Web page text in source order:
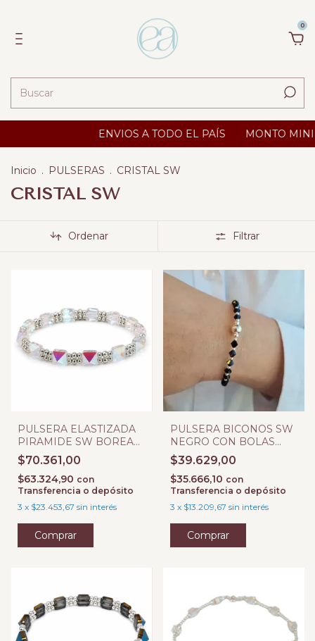
0
ENVIOS A TODO EL PAÍS MONTO MINIMO $
Inicio . PULSERAS . CRISTAL SW
CRISTAL SW
Ordenar Filtrar
PULSERA ELASTIZADA
PIRAMIDE SW BOREAL
7 MM Y BOLITAS 3 MM
$70.361,00
$63.324,90 con
Transferencia o depósito
3 x $23.453,67 sin interés
PULSERA BICONOS SW
NEGRO CON BOLAS
LISAS
$39.629,00
$35.666,10 con
Transferencia o depósito
3 x $13.209,67 sin interés